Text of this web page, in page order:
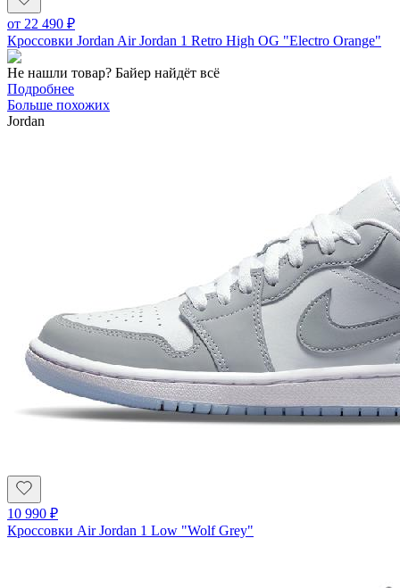
от 22 490 ₽
Кроссовки Jordan Air Jordan 1 Retro High OG "Electro Orange"
Не нашли товар? Байер найдёт всё
Подробнее
Больше похожих
Jordan
10 990 ₽
Кроссовки Air Jordan 1 Low "Wolf Grey"